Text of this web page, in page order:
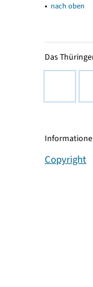
▴ nach oben
Das
Copyright